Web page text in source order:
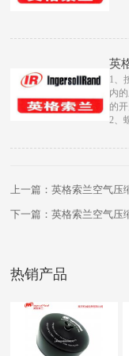
英
1、
内
的
2、
上一篇：英格索兰空气
下一篇：英格索兰空气压
热销产品